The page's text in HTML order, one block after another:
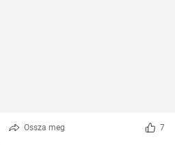
Ossza meg 7